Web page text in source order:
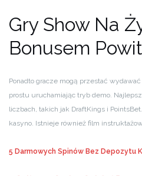
Gry Show Na
Bonusem
Ponadto gracze mogą przestać
prostu uruchamiając tryb demo.
liczbach, takich jak DraftKings i
kasyno. Istnieje również film
5 Darmowych Spinów Bez Depozytu